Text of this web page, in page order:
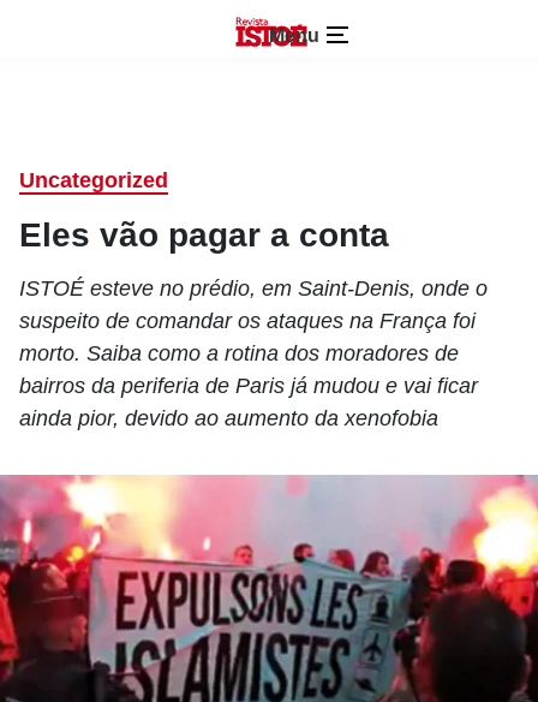
Menu
Uncategorized
Eles vão pagar a conta
ISTOÉ esteve no prédio, em Saint-Denis, onde o
suspeito de comandar os ataques na França foi
morto. Saiba como a rotina dos moradores de
bairros da periferia de Paris já mudou e vai ficar
ainda pior, devido ao aumento da xenofobia